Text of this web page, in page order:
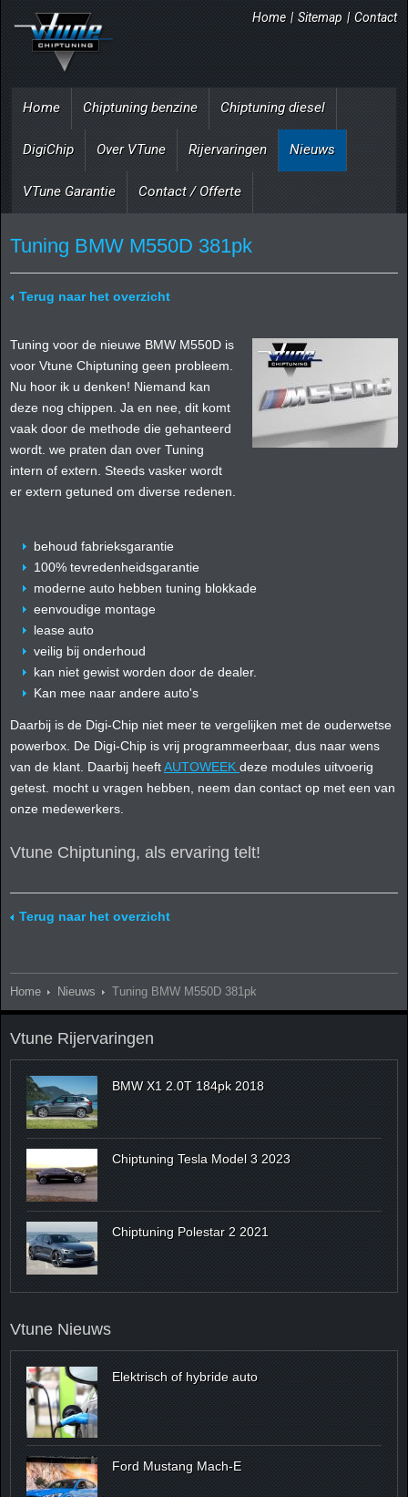
Home | Sitemap | Contact
Home Chiptuning benzine Chiptuning diesel
DigiChip Over VTune Rijervaringen Nieuws
VTune Garantie Contact / Offerte
Tuning BMW M550D 381pk
Terug naar het overzicht
Tuning voor de nieuwe BMW M550D is
voor Vtune Chiptuning geen probleem.
Nu hoor ik u denken! Niemand kan
deze nog chippen. Ja en nee, dit komt
vaak door de methode die gehanteerd
wordt. we praten dan over Tuning
intern of extern. Steeds vasker wordt
er extern getuned om diverse redenen.
behoud fabrieksgarantie
100% tevredenheidsgarantie
moderne auto hebben tuning blokkade
eenvoudige montage
lease auto
veilig bij onderhoud
kan niet gewist worden door de dealer.
Kan mee naar andere auto's
Daarbij is de Digi-Chip niet meer te vergelijken met de ouderwetse
powerbox. De Digi-Chip is vrij programmeerbaar, dus naar wens
van de klant. Daarbij heeftAUTOWEEK deze modules uitvoerig
getest. mocht u vragen hebben, neem dan contact op met een van
onze medewerkers.
Vtune Chiptuning, als ervaring telt!
Terug naar het overzicht
Home Nieuws Tuning BMW M550D 381pk
Vtune Rijervaringen
BMW X1 2.0T 184pk 2018
Chiptuning Tesla Model 3 2023
Chiptuning Polestar 2 2021
Vtune Nieuws
Elektrisch of hybride auto
Ford Mustang Mach-E